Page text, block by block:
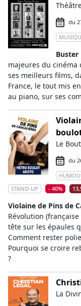
du
Buster
majeures du cinéma
ses meilleurs films,
France, le tout mis
au piano, sur ses
Le
du
STAND-UP
- 40%
Violaine de Pins de
Révolution
tête sur les épaules
Comment rester
Pourquoi se croire
?
La